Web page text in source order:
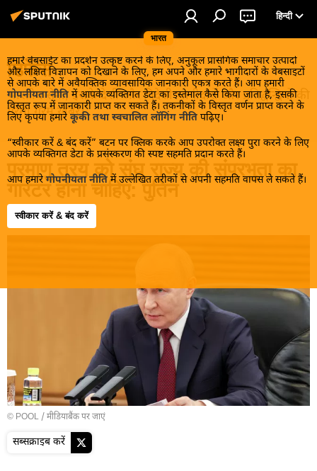
भारत
हिन्दी
हमारे वेबसाईट का प्रदर्शन उत्कृष्ट करने के लिए, अनुकूल प्रासंगिक समाचार उत्पादों
और लक्षित विज्ञापन को दिखाने के लिए, हम अपने और हमारे भागीदारों के वेबसाइटों
से आपके बारे में अवैयक्तिक व्यावसायिक जानकारी एकत्र करते हैं। आप हमारी
गोपनीयता नीति में आपके व्यक्तिगत डेटा का इस्तेमाल कैसे किया जाता है, इसकी
विस्तृत रूप में जानकारी प्राप्त कर सकते हैं। तकनीकों के विस्तृत वर्णन प्राप्त करने के
लिए कृपया हमारे कूकी तथा स्वचालित लॉगिंग नीति पढ़िए।
“स्वीकार करें & बंद करें” बटन पर क्लिक करके आप उपरोक्त लक्ष्य पुरा करने के लिए
आपके व्यक्तिगत डेटा के प्रसंस्करण की स्पष्ट सहमति प्रदान करते हैं।
आप हमारे गोपनीयता नीति में उल्लेखित तरीकों से अपनी सहमति वापस ले सकते हैं।
स्वीकार करें & बंद करें
डिफेंस
भारतीय सेना, इसके देशी और विदेशी भागीदारों और प्रतिद्वन्द्वियों की
गरमा गरम खबरें।
परमाणु त्रय को संघ राज्य की संप्रभुता का
गारंटर होना चाहिए: पुतिन
19:02 21.05.2026
© POOL /मीडियाबैंक पर जाएं
सब्सक्राइब करें